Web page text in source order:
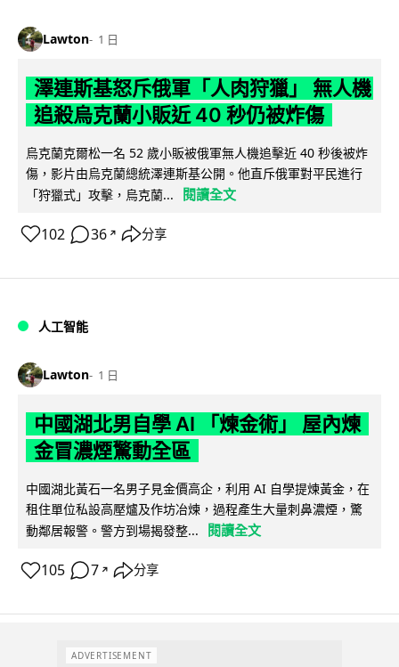
Lawton 1 日
澤連斯基怒斥俄軍「人肉狩獵」 無人機
追殺烏克蘭小販近 40 秒仍被炸傷
烏克蘭克爾松一名 52 歲小販被俄軍無人機追擊近 40 秒後被炸
傷，影片由烏克蘭總統澤連斯基公開。他直斥俄軍對平民進行
「狩獵式」攻擊，烏克蘭...
閱讀全文
102 36 ↗ 分享
人工智能
Lawton 1 日
中國湖北男自學 AI 「煉金術」 屋內煉
金冒濃煙驚動全區
中國湖北黃石一名男子見金價高企，利用 AI 自學提煉黃金，在
租住單位私設高壓爐及作坊冶煉，過程產生大量刺鼻濃煙，驚
動鄰居報警。警方到場揭發整...
閱讀全文
105 7 ↗ 分享
ADVERTISEMENT